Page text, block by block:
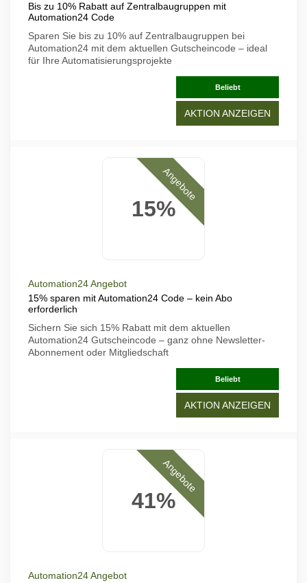
Bis zu 10% Rabatt auf Zentralbaugruppen mit
Automation24 Code
Sparen Sie bis zu 10% auf Zentralbaugruppen bei
Automation24 mit dem aktuellen Gutscheincode – ideal
für Ihre Automatisierungsprojekte
Beliebt
AKTION ANZEIGEN
15%
Angebote
Automation24 Angebot
15% sparen mit Automation24 Code – kein Abo
erforderlich
Sichern Sie sich 15% Rabatt mit dem aktuellen
Automation24 Gutscheincode – ganz ohne Newsletter-
Abonnement oder Mitgliedschaft
Beliebt
AKTION ANZEIGEN
41%
Angebote
Automation24 Angebot